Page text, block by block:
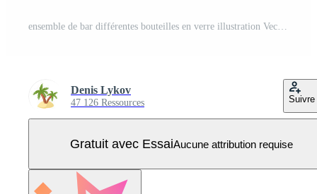
ensemble de bar différentes bouteilles en verre illustration Vecteur Pro
Denis Lykov
47 126 Ressources Suivre
Gratuit avec EssaiAucune attribution requise